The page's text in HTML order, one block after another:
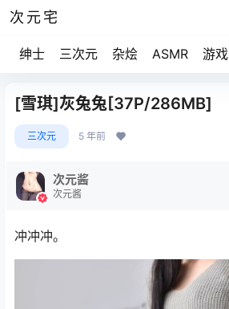
次元宅
绅士 三次元 杂烩 ASMR 游戏
[雪琪]灰兔兔[37P/286MB]
三次元 5 年前
次元酱
次元酱
冲冲冲。